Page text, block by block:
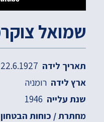
שמואל
תאריך לידה
ארץ לידה רומניה
שנת עלייה
מחתרת / כוחות הבטחון